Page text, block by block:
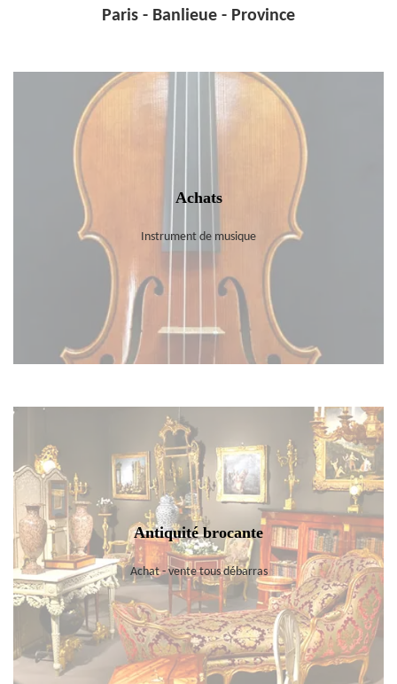
Paris - Banlieue - Province
Achats
Instrument de musique
Antiquité brocante
Achat - vente tous débarras